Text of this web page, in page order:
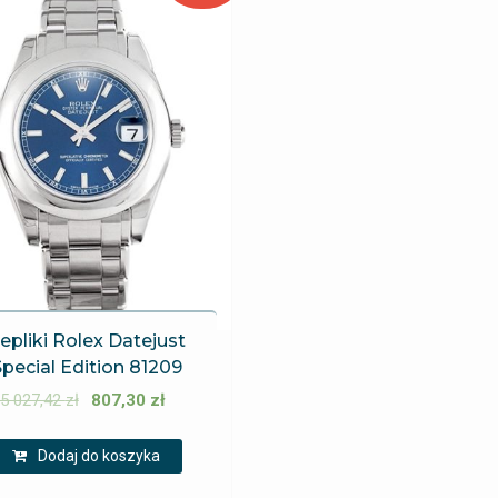
Rolex Datejust
Edition 81209
5 027,42zł 807,30 zł
Dodaj do koszyka